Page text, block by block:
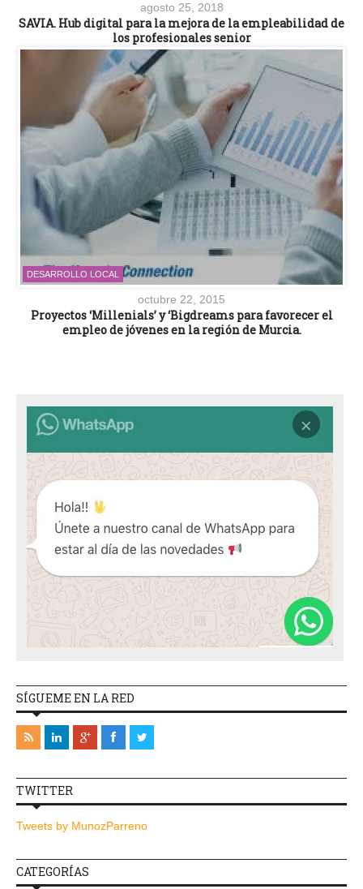
agosto 25, 2018
SAVIA. Hub digital para la mejora de la empleabilidad de
los profesionales senior
DESARROLLO LOCAL
octubre 22, 2015
Proyectos ‘Millenials’ y ‘Bigdreams para favorecer el
empleo de jóvenes en la región de Murcia.
SÍGUEME EN LA RED
TWITTER
Tweets by MunozParreno
CATEGORÍAS